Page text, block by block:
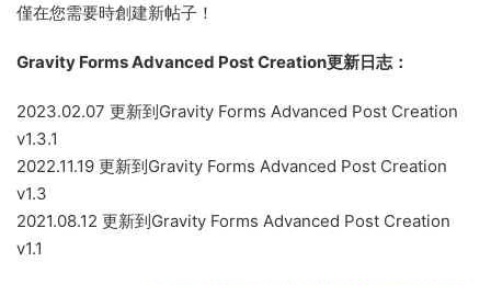
僅在您需要時創建新帖子！
Gravity Forms Advanced Post Creation更新日志：
2023.02.07 更新到Gravity Forms Advanced Post Creation
v1.3.1
2022.11.19 更新到Gravity Forms Advanced Post Creation
v1.3
2021.08.12 更新到Gravity Forms Advanced Post Creation
v1.1